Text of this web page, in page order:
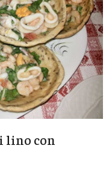
lino con